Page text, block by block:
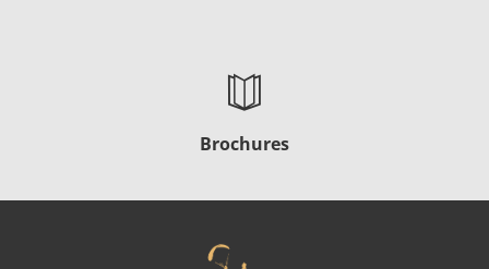
Brochures